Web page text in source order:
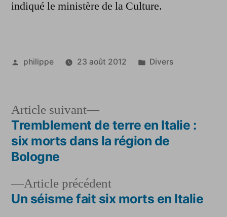
indiqué le ministère de la Culture.
Publié
philippe 23 août 2012
Publié
Divers
Navigation
de
l’article
Article précédentArticle
précédent :
Un séisme fait six morts en Italie
Article suivant
Article
suivant :
Tremblement de terre en Italie :
six morts dans la région de
Bologne